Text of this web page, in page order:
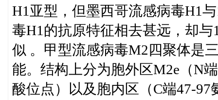
H1亚型，但墨西哥流感病毒H1
毒H1的抗原特征相去甚远，却
似 。甲型流感病毒M2四聚体是
能。结构上分为胞外区M2e（N
酸位点）以及胞内区（C端47-97